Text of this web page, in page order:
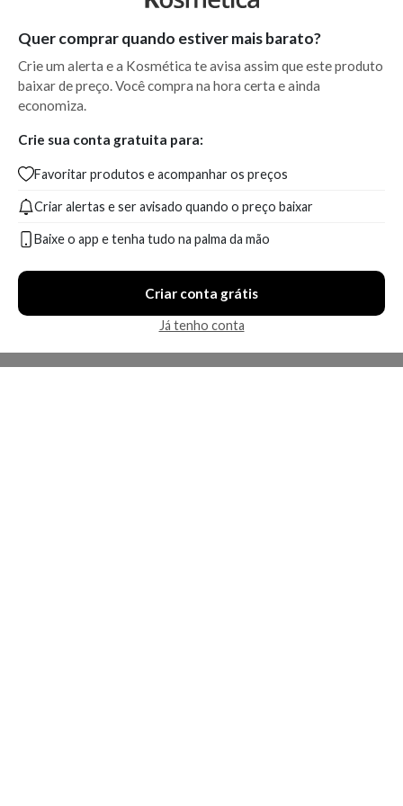
Quer comprar quando estiver mais barato?
Crie um alerta e a Kosmética te avisa assim que este produto
baixar de preço. Você compra na hora certa e ainda
economiza.
Crie sua conta gratuita para:
Favoritar produtos e acompanhar os preços
Criar alertas e ser avisado quando o preço baixar
Baixe o app e tenha tudo na palma da mão
Criar conta grátis
Já tenho conta